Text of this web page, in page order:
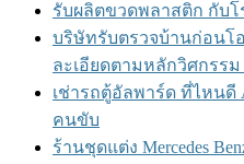
รับผลิตขวดพลาสติก กับ
บริษัทรับตรวจบ้านก่อนโ
ละเอียดตามหลักวิศกรร
เช่ารถตู้อัลพาร์ด ที่ไหนดี
คนขับ
ร้านชุดแต่ง Mercedes